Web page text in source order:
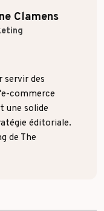
Clamens
servir des
commerce
une solide
éditoriale.
de The